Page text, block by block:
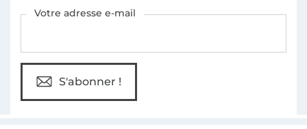
Votre adresse e-mail
S'abonner !